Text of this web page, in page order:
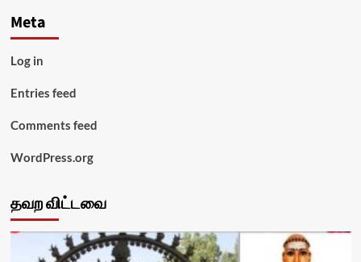
Meta
Log in
Entries feed
Comments feed
WordPress.org
தவற விட்டவை